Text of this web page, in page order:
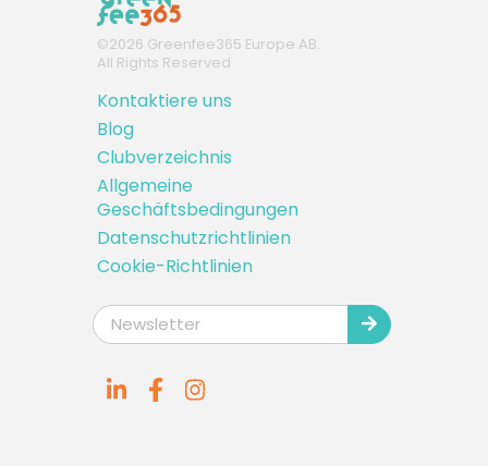
©2026 Greenfee365 Europe AB.
All Rights Reserved
Kontaktiere uns
Blog
Clubverzeichnis
Allgemeine
Geschäftsbedingungen
Datenschutzrichtlinien
Cookie-Richtlinien